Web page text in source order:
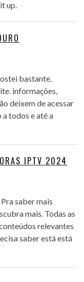
up.
bastante.
informações,
deixem de acessar
todos e até a
IPTV 2024
saber mais
mais. Todas as
relevantes
saber está está